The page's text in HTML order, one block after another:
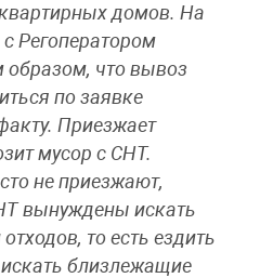
домов. На
Регоператором
что вывоз
по заявке
Приезжает
мусор с СНТ.
не приезжают,
вынуждены искать
то есть ездить
искать близлежащие